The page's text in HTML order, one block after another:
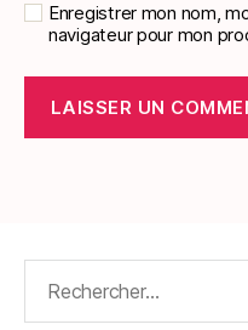
Enregistrer mon nom,
navigateur pour mon